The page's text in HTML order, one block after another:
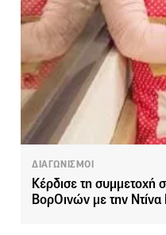
ΔΙΑΓΩΝΙΣΜΟΙ
Κέρδισε τη
ΒορΟινών με την